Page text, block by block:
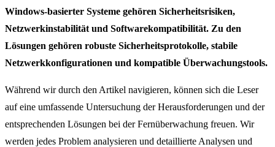
Windows-basierter Systeme gehören Sicherheitsrisiken,
Netzwerkinstabilität und Softwarekompatibilität. Zu den
Lösungen gehören robuste Sicherheitsprotokolle, stabile
Netzwerkkonfigurationen und kompatible Überwachungstools.
Während wir durch den Artikel navigieren, können sich die Leser
auf eine umfassende Untersuchung der Herausforderungen und der
entsprechenden Lösungen bei der Fernüberwachung freuen. Wir
werden jedes Problem analysieren und detaillierte Analysen und